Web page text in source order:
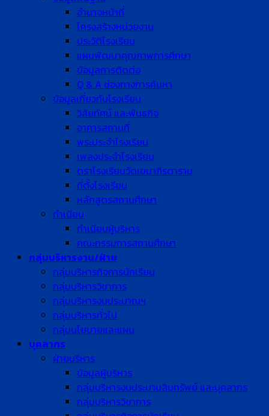
อำนาจหน้าที่
โครงสร้างหน่วยงาน
ประวัติโรงเรียน
แผนพัฒนาคุณภาพการศึกษา
ข้อมูลการติดต่อ
Q & A ช่องทางการค้นหา
ข้อมูลเกี่ยวกับโรงเรียน
วิสัยทัศน์ และพันธกิจ
อาคารสถานที่
พระประจำโรงเรียน
เพลงประจำโรงเรียน
ตราโรงเรียนวัดเขมาภิรตาราม
ที่ตั้งโรงเรียน
หลักสูตรสถานศึกษา
ทำเนียบ
ทำเนียบผู้บริหาร
คณะกรรมการสถานศึกษา
กลุ่มบริหารงาน/ฝ่าย
กลุ่มบริหารกิจการนักเรียน
กลุ่มบริหารวิชาการ
กลุ่มบริหารงบประมาณฯ
กลุ่มบริหารทั่วไป
กลุ่มนโยบายและแผน
บุคลากร
ฝ่ายบริหาร
ข้อมูลผู้บริหาร
กลุ่มบริหารงบประมานสินทรัพย์ และบุคลากร
กลุ่มบริหารวิชาการ